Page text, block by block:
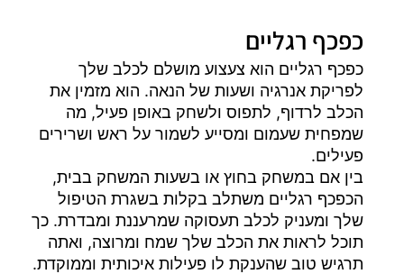
כפכף רגליים
כפכף רגליים הוא צעצוע מושלם לכלב שלך
לפריקת אנרגיה ושעות של הנאה. הוא מזמין את
הכלב לרדוף, לתפוס ולשחק באופן פעיל, מה
שמפחית שעמום ומסייע לשמור על ראש ושרירים
פעילים.
בין אם במשחק בחוץ או בשעות המשחק בבית,
הכפכף רגליים משתלב בקלות בשגרת הטיפול
שלך ומעניק לכלב תעסוקה שמרעננת ומבדרת. כך
תוכל לראות את הכלב שלך שמח ומרוצה, ואתה
תרגיש טוב שהענקת לו פעילות איכותית וממוקדת.